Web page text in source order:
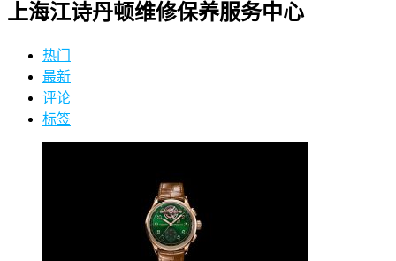
上海江诗丹顿维修保养服务中心
热门
最新
评论
标签